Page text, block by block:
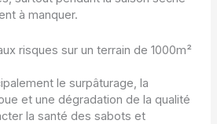
à manquer.
risques sur un terrain de 1000m²
le surpâturage, la
et une dégradation de la qualité
la santé des sabots et